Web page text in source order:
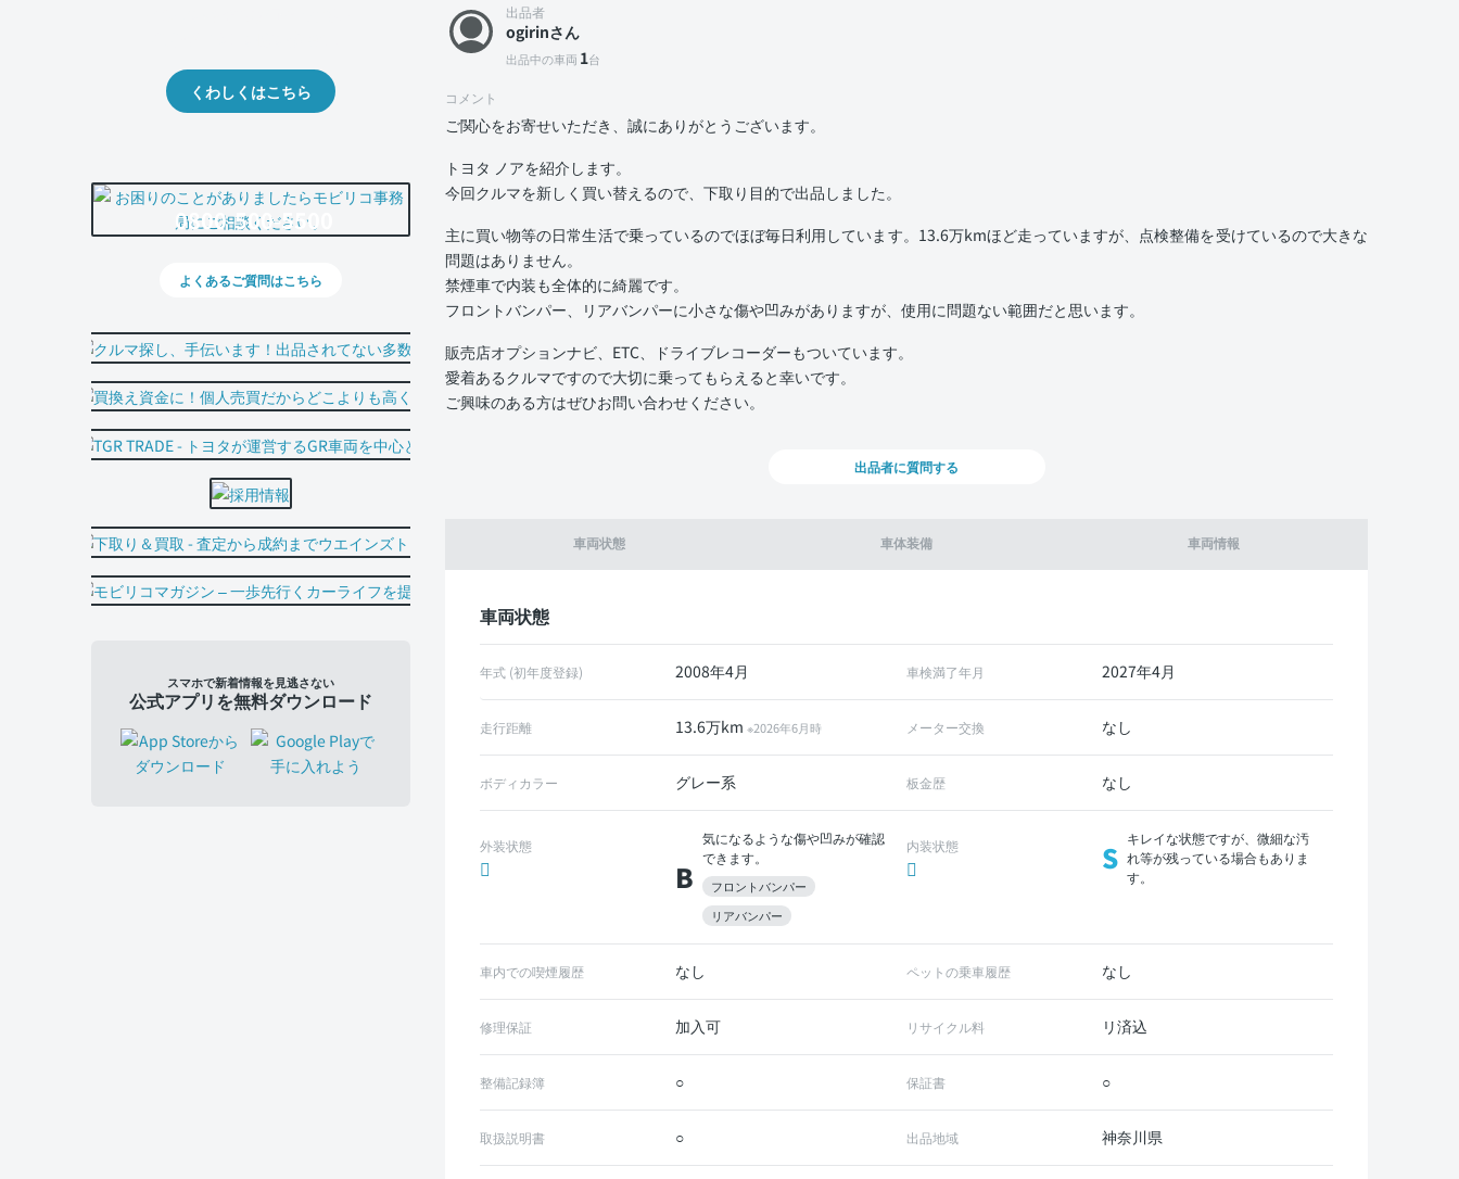
車両状態 車体装備 車両情報
車両状態
年式 (初年度登録) 2008年4月 車検満了年月 2027年4月
走行距離 13.6万km ※2026年6月時 メーター交換 なし
ボディカラー グレー系 板金歴 なし
外装状態
B
気になるような傷や凹みが確認
できます。
フロントバンパー
リアバンパー
内装状態 S
キレイな状態ですが、微細な汚
れ等が残っている場合もありま
す。
車内での喫煙履歴 なし ペットの乗車履歴 なし
修理保証 加入可 リサイクル料 リ済込
整備記録簿 ○ 保証書 ○
取扱説明書 ○ 出品地域 神奈川県
出品者
ogirinさん
出品中の車両 1台
コメント
ご関心をお寄せいただき、誠にありがとうございます。
トヨタ ノアを紹介します。
今回クルマを新しく買い替えるので、下取り目的で出品しました。
主に買い物等の日常生活で乗っているのでほぼ毎日利用しています。13.6万kmほど走っていますが、点検整備を受けているので大きな
問題はありません。
禁煙車で内装も全体的に綺麗です。
フロントバンパー、リアバンパーに小さな傷や凹みがありますが、使用に問題ない範囲だと思います。
販売店オプションナビ、ETC、ドライブレコーダーもついています。
愛着あるクルマですので大切に乗ってもらえると幸いです。
ご興味のある方はぜひお問い合わせください。
出品者に質問する
くわしくはこちら
0800-500-5500
よくあるご質問はこちら
スマホで新着情報を見逃さない
公式アプリを無料ダウンロード